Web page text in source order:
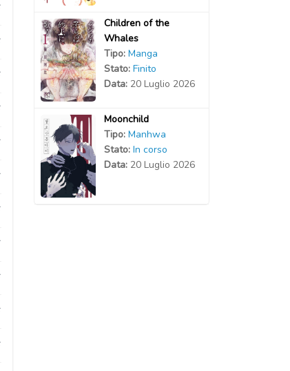
Children of the
Whales
Tipo: Manga
Stato: Finito
Data: 20 Luglio 2026
Moonchild
Tipo: Manhwa
Stato: In corso
Data: 20 Luglio 2026